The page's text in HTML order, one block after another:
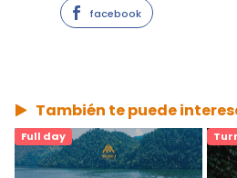
facebook
También te puede
Full day